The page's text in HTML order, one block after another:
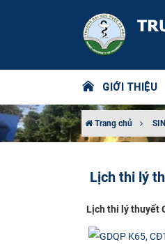
GIỚI THIỆU
Trang chủ
Lịch thi lý
Lịch thi lý thuyết